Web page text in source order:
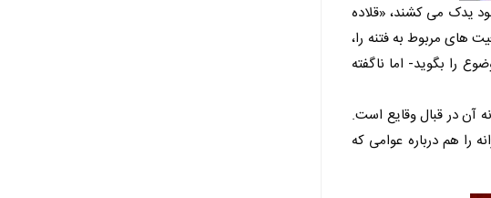
یدک می کشند، «قلاده
های مربوط به فتنه را،
را بگوید- اما ناگفته
آن در قبال وقایع است.
را هم درباره عوامی که